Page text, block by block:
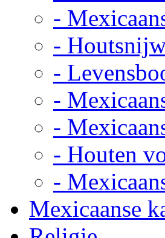
-
-
-
-
-
- Houten
-
Mexicaanse